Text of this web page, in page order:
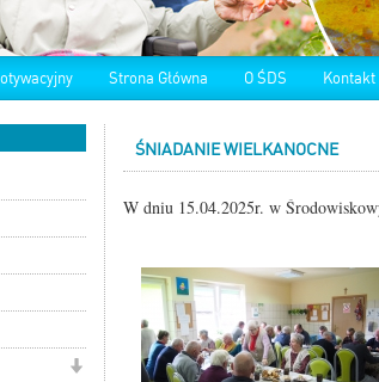
Strona Główna O ŚDS Kontakt
ŚNIADANIE WIELKANOCNE
W dniu 15.04.2025r. w